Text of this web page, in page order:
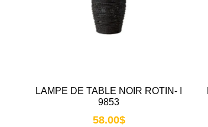
LAMPE DE TABLE NOIR ROTIN- I
9853
58.00$